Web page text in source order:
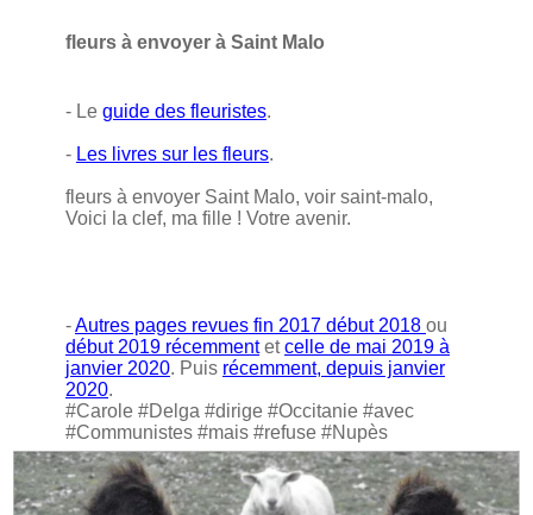
fleurs à envoyer à Saint Malo
- Le guide des fleuristes.
- Les livres sur les fleurs.
fleurs à envoyer Saint Malo, voir saint-malo,
Voici la clef, ma fille ! Votre avenir.
-Autres pages revues fin 2017 début 2018 ou
début 2019 récemmentetcelle de mai 2019 à
janvier 2020. Puis récemment, depuis janvier
2020.
#Carole #Delga #dirige #Occitanie #avec
#Communistes #mais #refuse #Nupès